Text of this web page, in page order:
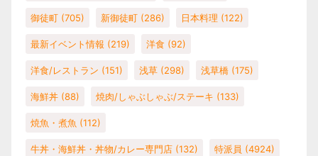
御徒町 (705) 新御徒町 (286) 日本料理 (122)
最新イベント情報 (219) 洋食 (92)
洋食/レストラン (151) 浅草 (298) 浅草橋 (175)
海鮮丼 (88) 焼肉/しゃぶしゃぶ/ステーキ (133)
焼魚・煮魚 (112)
牛丼・海鮮丼・丼物/カレー専門店 (132) 特派員 (4924)